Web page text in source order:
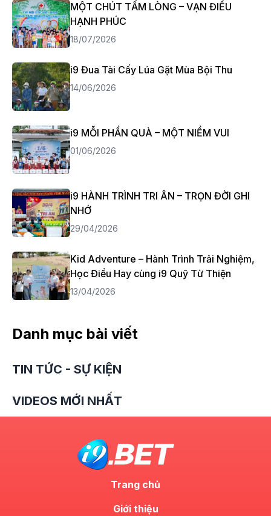
MỘT CHÚT TẤM LÒNG – VẠN ĐIỀU
HẠNH PHÚC
18/07/2026
i9 Đua Tài Cấy Lúa Gặt Mùa Bội Thu
14/06/2026
i9 MỖI PHẦN QUÀ – MỘT NIỀM VUI
01/06/2026
i9 HÀNH TRÌNH TRI ÂN – TRỌN ĐỜI GHI
NHỚ
29/04/2026
Kid Adventure – Hành Trình Trải Nghiệm,
Học Điều Hay cùng i9 Quỹ Từ Thiện
13/04/2026
Danh mục bài viết
TIN TỨC - SỰ KIỆN
VIDEOS MỚI NHẤT
Trang chủ
Giới thiệu